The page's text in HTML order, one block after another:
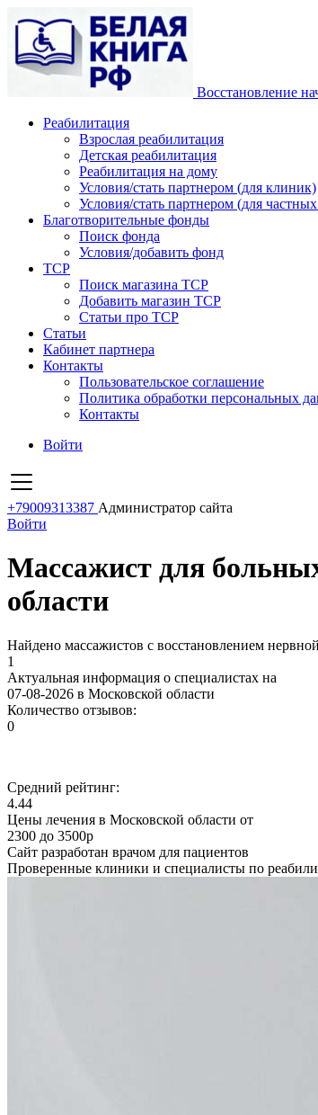
Восстановление
Реабилитация
Взрослая реабилитация
Детская реабилитация
Реабилитация на дому
Условия/стать партнером (для клиник)
Условия/стать партнером (для
Благотворительные фонды
Поиск фонда
Условия/добавить фонд
ТСР
Поиск магазина ТСР
Добавить магазин ТСР
Статьи про ТСР
Статьи
Кабинет партнера
Контакты
Пользовательское соглашение
Политика обработки персональных
Контакты
Войти
+79009313387 Администратор сайта
Войти
Массажист для
области
Найдено массажистов с восстановлением
1
Актуальная информация о специалистах на
07-08-2026 в Московской области
Количество отзывов:
0
Средний рейтинг:
4.44
Цены лечения в Московской области от
2300 до 3500р
Сайт разработан врачом для пациентов
Проверенные клиники и специалисты по